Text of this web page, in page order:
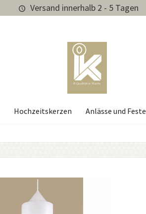
Versand innerhalb 2 - 5 Tagen
Hochzeitskerzen Anlässe und Feste